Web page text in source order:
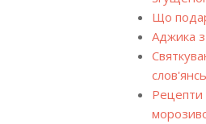
Що
Аджика з
Рецепти